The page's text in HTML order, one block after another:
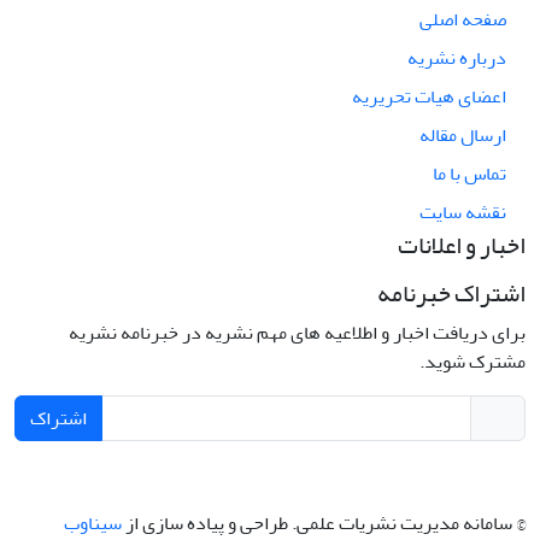
صفحه اصلی
درباره نشریه
اعضای هیات تحریریه
ارسال مقاله
تماس با ما
نقشه سایت
اخبار و اعلانات
اشتراک خبرنامه
برای دریافت اخبار و اطلاعیه های مهم نشریه در خبرنامه نشریه
مشترک شوید.
اشتراک
© سامانه مدیریت نشریات علمی.طراحی و پیاده سازی از سیناوب